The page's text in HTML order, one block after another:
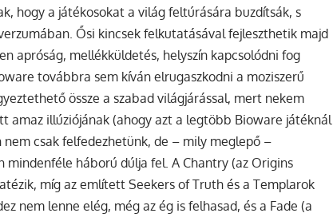
hogy a játékosokat a világ feltúrására buzdítsák, s
Ősi kincsek felkutatásával fejleszthetik majd
apróság, mellékküldetés, helyszín kapcsolódni fog
továbbra sem kíván elrugaszkodni a moziszerű
össze a szabad világjárással, mert nekem
amaz illúziójának (ahogy azt a legtöbb Bioware játéknál
csak felfedezhetünk, de – mily meglepő –
háború dúlja fel. A Chantry (az Origins
míg az említett Seekers of Truth és a Templarok
nem lenne elég, még az ég is felhasad, és a Fade (a